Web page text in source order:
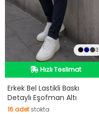
3
Hızlı Teslimat
Hızlı Teslimat
Erkek Bel Lastikli Baskı
Detaylı Eşofman Altı
16adetstokta